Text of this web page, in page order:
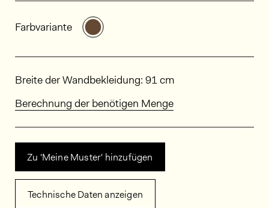
Allgemeine Produktinformationen
Farbvariante Weitere Varianten entdecken:
Abmessungen
Breite der Wandbekleidung: 91 cm
Berechnung der benötigen Menge
Zu 'Meine Muster' hinzufügen
Technische Daten anzeigen